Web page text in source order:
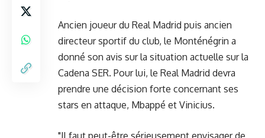
Ancien joueur du Real Madrid puis ancien
directeur sportif du club, le Monténégrin a
donné son avis sur la situation actuelle sur la
Cadena SER. Pour lui, le Real Madrid devra
prendre une décision forte concernant ses
stars en attaque, Mbappé et Vinicius.
"Il faut peut-être sérieusement envisager de